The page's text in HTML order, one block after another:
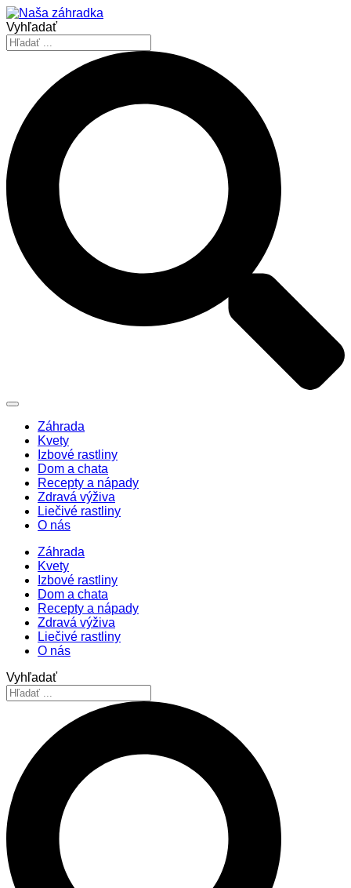
Vyhľadať
Záhrada
Kvety
Izbové rastliny
Dom a chata
Recepty a nápady
Zdravá výživa
Liečivé rastliny
O nás
Záhrada
Kvety
Izbové rastliny
Dom a chata
Recepty a nápady
Zdravá výživa
Liečivé rastliny
O nás
Vyhľadať